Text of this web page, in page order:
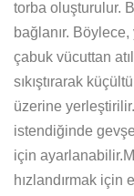
torba oluşturulur.
bağlanır.
çabuk vücuttan
sıkıştırarak
üzerine
istendiğinde
için
hızlandırmak için